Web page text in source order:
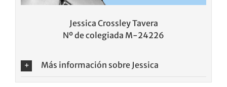
Jessica Crossley Tavera
Nº de colegiada M-24226
Más información sobre Jessica